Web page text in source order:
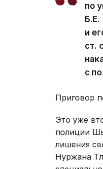
по
Б.Е.
и
ст.
с
Приговор
Это уже
полиции
лишения
Нуржана